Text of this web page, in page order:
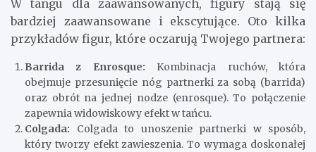
W tangu dla zaawansowanych, figury stają się
bardziej zaawansowane i ekscytujące. Oto kilka
przykładów figur, które oczarują Twojego partnera:
Barrida z Enrosque: Kombinacja ruchów, która
obejmuje przesunięcie nóg partnerki za sobą (barrida)
oraz obrót na jednej nodze (enrosque). To połączenie
zapewnia widowiskowy efekt w tańcu.
Colgada: Colgada to unoszenie partnerki w sposób,
który tworzy efekt zawieszenia. To wymaga doskonałej